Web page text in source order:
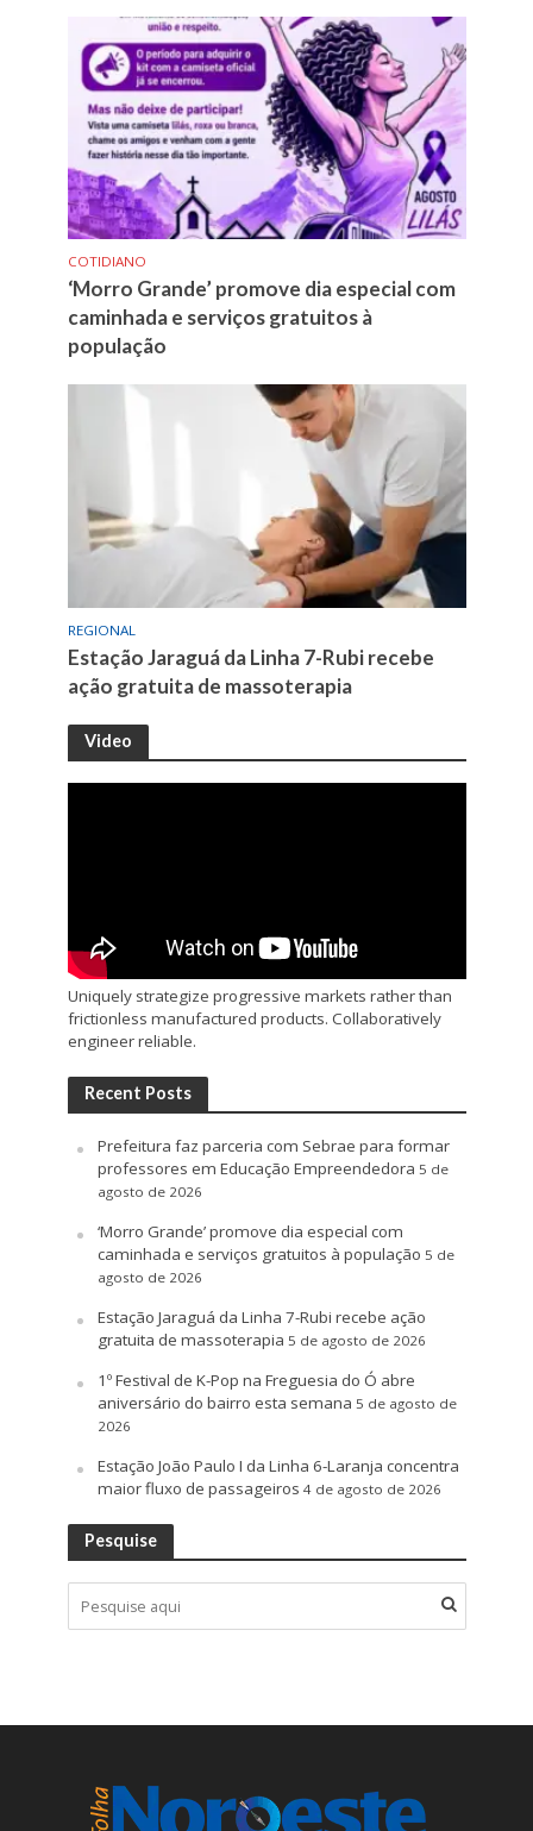
COTIDIANO
‘Morro Grande’ promove dia especial com
caminhada e serviços gratuitos à
população
REGIONAL
Estação Jaraguá da Linha 7-Rubi recebe
ação gratuita de massoterapia
Video
Uniquely strategize progressive markets rather than
frictionless manufactured products. Collaboratively
engineer reliable.
Recent Posts
Prefeitura faz parceria com Sebrae para formar
professores em Educação Empreendedora 5 de
agosto de 2026
‘Morro Grande’ promove dia especial com
caminhada e serviços gratuitos à população 5 de
agosto de 2026
Estação Jaraguá da Linha 7-Rubi recebe ação
gratuita de massoterapia 5 de agosto de 2026
1º Festival de K-Pop na Freguesia do Ó abre
aniversário do bairro esta semana 5 de agosto de
2026
Estação João Paulo I da Linha 6-Laranja concentra
maior fluxo de passageiros 4 de agosto de 2026
Pesquise